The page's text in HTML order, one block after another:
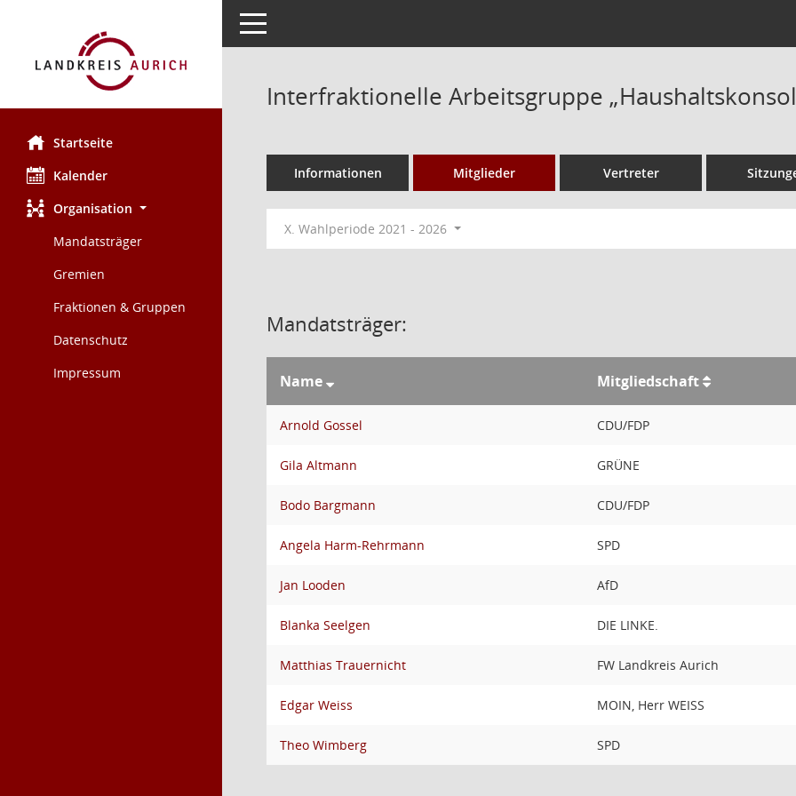
Startseite
Kalender
Organisation
Mandatsträger
Gremien
Fraktionen & Gruppen
Datenschutz
Impressum
Toggle navigation
Interfraktionelle Arbeitsgruppe
Informationen Mitglieder Vertreter
X. Wahlperiode 2021 - 2026
Mandatsträger:
Name Mitgliedschaft
Arnold Gossel CDU/FDP
Gila Altmann GRÜNE
Bodo Bargmann CDU/FDP
Angela Harm-Rehrmann SPD
Jan Looden AfD
Blanka Seelgen DIE LINKE.
Matthias Trauernicht FW Landkreis Aurich
Edgar Weiss MOIN, Herr WEISS
Theo Wimberg SPD